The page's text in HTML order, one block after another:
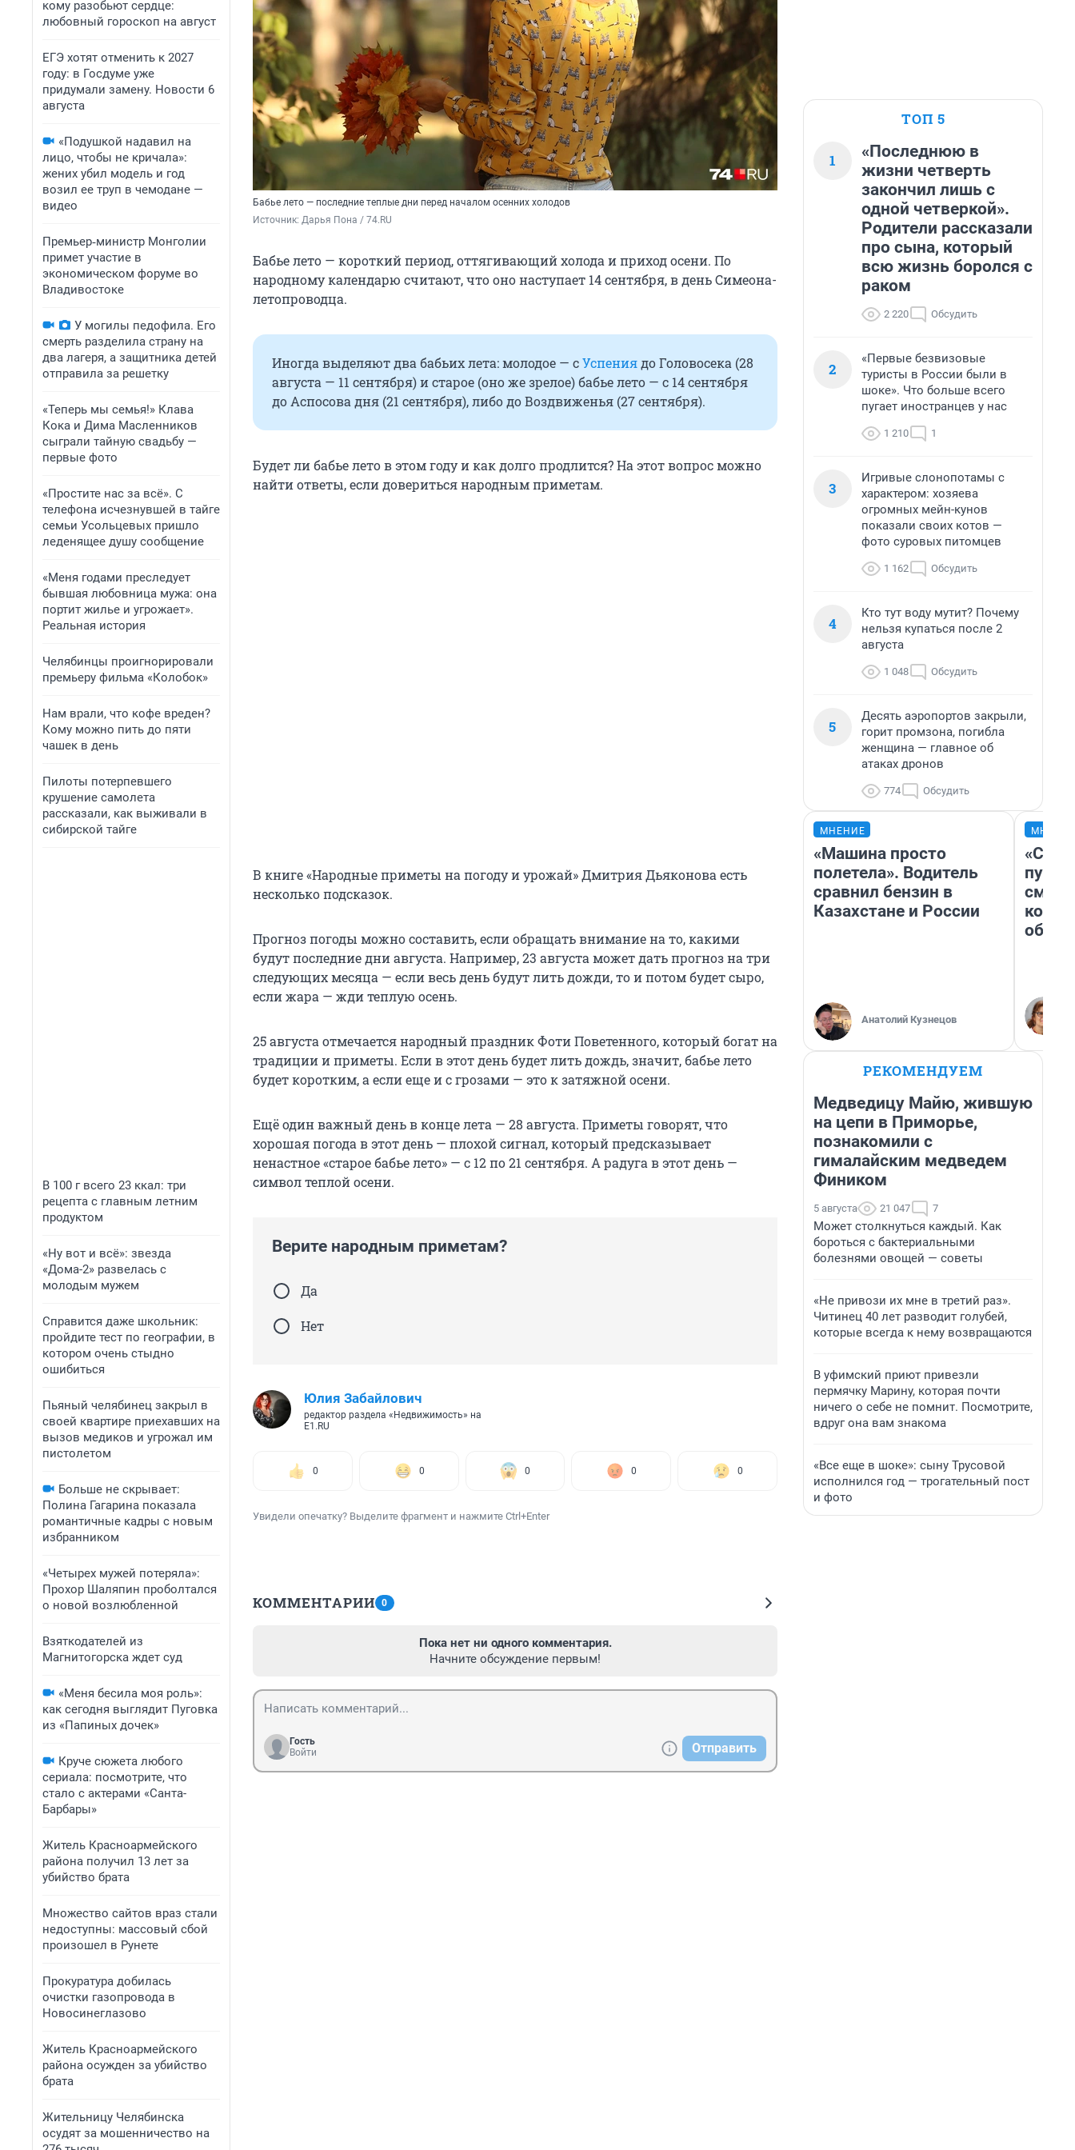
кому разобьют сердце:
любовный гороскоп на август
ЕГЭ хотят отменить к 2027
году: в Госдуме уже
придумали замену. Новости 6
августа
«Подушкой надавил на
лицо, чтобы не кричала»:
жених убил модель и год
возил ее труп в чемодане —
видео
Премьер‑министр Монголии
примет участие в
экономическом форуме во
Владивостоке
У могилы педофила. Его
смерть разделила страну на
два лагеря, а защитника детей
отправила за решетку
«Теперь мы семья!» Клава
Кока и Дима Масленников
сыграли тайную свадьбу —
первые фото
«Простите нас за всё». С
телефона исчезнувшей в тайге
семьи Усольцевых пришло
леденящее душу сообщение
«Меня годами преследует
бывшая любовница мужа: она
портит жилье и угрожает».
Реальная история
Челябинцы проигнорировали
премьеру фильма «Колобок»
Нам врали, что кофе вреден?
Кому можно пить до пяти
чашек в день
Пилоты потерпевшего
крушение самолета
рассказали, как выживали в
сибирской тайге
В 100 г всего 23 ккал: три
рецепта с главным летним
продуктом
«Ну вот и всё»: звезда
«Дома-2» развелась с
молодым мужем
Справится даже школьник:
пройдите тест по географии, в
котором очень стыдно
ошибиться
Пьяный челябинец закрыл в
своей квартире приехавших на
вызов медиков и угрожал им
пистолетом
Больше не скрывает:
Полина Гагарина показала
романтичные кадры с новым
избранником
«Четырех мужей потеряла»:
Прохор Шаляпин проболтался
о новой возлюбленной
Взяткодателей из
Магнитогорска ждет суд
«Меня бесила моя роль»:
как сегодня выглядит Пуговка
из «Папиных дочек»
Круче сюжета любого
сериала: посмотрите, что
стало с актерами «Санта-
Барбары»
Житель Красноармейского
района получил 13 лет за
убийство брата
Множество сайтов враз стали
недоступны: массовый сбой
произошел в Рунете
Прокуратура добилась
очистки газопровода в
Новосинеглазово
Житель Красноармейского
района осужден за убийство
брата
Жительницу Челябинска
осудят за мошенничество на
Бабье лето — последние теплые дни перед началом осенних холодов
Источник: Дарья Пона / 74.RU
Бабье лето — короткий период, оттягивающий холода и приход осени. По
народному календарю считают, что оно наступает 14 сентября, в день Симеона-
летопроводца.
Иногда выделяют два бабьих лета: молодое — сУспения до Головосека (28
августа — 11 сентября) и старое (оно же зрелое) бабье лето — с 14 сентября
до Аспосова дня (21 сентября), либо до Воздвиженья (27 сентября).
Будет ли бабье лето в этом году и как долго продлится? На этот вопрос можно
найти ответы, если довериться народным приметам.
В книге «Народные приметы на погоду и урожай» Дмитрия Дьяконова есть
несколько подсказок.
Прогноз погоды можно составить, если обращать внимание на то, какими
будут последние дни августа. Например, 23 августа может дать прогноз на три
следующих месяца — если весь день будут лить дожди, то и потом будет сыро,
если жара — жди теплую осень.
25 августа отмечается народный праздник Фоти Поветенного, который богат на
традиции и приметы. Если в этот день будет лить дождь, значит, бабье лето
будет коротким, а если еще и с грозами — это к затяжной осени.
Ещё один важный день в конце лета — 28 августа. Приметы говорят, что
хорошая погода в этот день — плохой сигнал, который предсказывает
ненастное «старое бабье лето» — с 12 по 21 сентября. А радуга в этот день —
символ теплой осени.
Верите народным приметам?
Да
Нет
Юлия Забайлович
редактор раздела «Недвижимость» на
E1.RU
0 0 0 0 0
Увидели опечатку? Выделите фрагмент и нажмите Ctrl+Enter
КОММЕНТАРИИ 0
Пока нет ни одного комментария.
Начните обсуждение первым!
Гость
Войти
Отправить
ТОП 5
1
«Последнюю в
жизни четверть
закончил лишь с
одной четверкой».
Родители рассказали
про сына, который
всю жизнь боролся с
раком
2 220 Обсудить
2
«Первые безвизовые
туристы в России были в
шоке». Что больше всего
пугает иностранцев у нас
1 210 1
3
Игривые слонопотамы с
характером: хозяева
огромных мейн-кунов
показали своих котов —
фото суровых питомцев
1 162 Обсудить
4
Кто тут воду мутит? Почему
нельзя купаться после 2
августа
1 048 Обсудить
5
Десять аэропортов закрыли,
горит промзона, погибла
женщина — главное об
атаках дронов
774 Обсудить
МНЕНИЕ
«Машина просто
полетела». Водитель
сравнил бензин в
Казахстане и России
Анатолий Кузнецов
РЕКОМЕНДУЕМ
Медведицу Майю, жившую
на цепи в Приморье,
познакомили с
гималайским медведем
Фиником
5 августа 21 047 7
Может столкнуться каждый. Как
бороться с бактериальными
болезнями овощей — советы
«Не привози их мне в третий раз».
Читинец 40 лет разводит голубей,
которые всегда к нему возвращаются
В уфимский приют привезли
пермячку Марину, которая почти
ничего о себе не помнит. Посмотрите,
вдруг она вам знакома
«Все еще в шоке»: сыну Трусовой
исполнился год — трогательный пост
и фото